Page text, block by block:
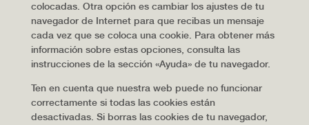
colocadas. Otra opción es cambiar los ajustes de tu
navegador de Internet para que recibas un mensaje
cada vez que se coloca una cookie. Para obtener más
información sobre estas opciones, consulta las
instrucciones de la sección «Ayuda» de tu navegador.
Ten en cuenta que nuestra web puede no funcionar
correctamente si todas las cookies están
desactivadas. Si borras las cookies de tu navegador,